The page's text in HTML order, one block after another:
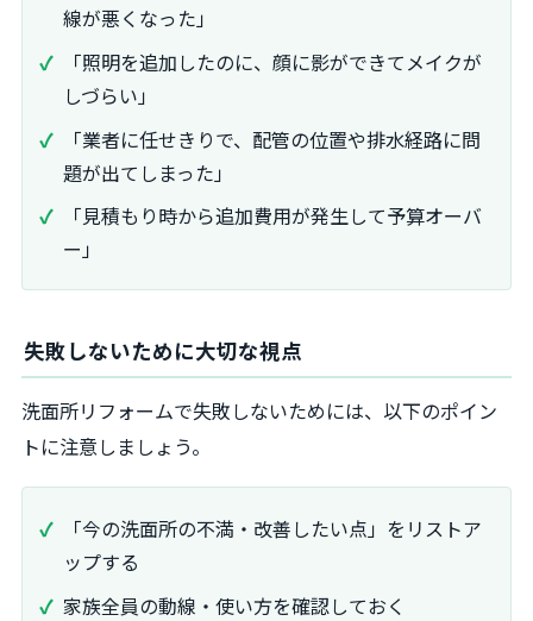
線が悪くなった」
「照明を追加したのに、顔に影ができてメイクが
しづらい」
「業者に任せきりで、配管の位置や排水経路に問
題が出てしまった」
「見積もり時から追加費用が発生して予算オーバ
ー」
失敗しないために大切な視点
洗面所リフォームで失敗しないためには、以下のポイン
トに注意しましょう。
「今の洗面所の不満・改善したい点」をリストア
ップする
家族全員の動線・使い方を確認しておく